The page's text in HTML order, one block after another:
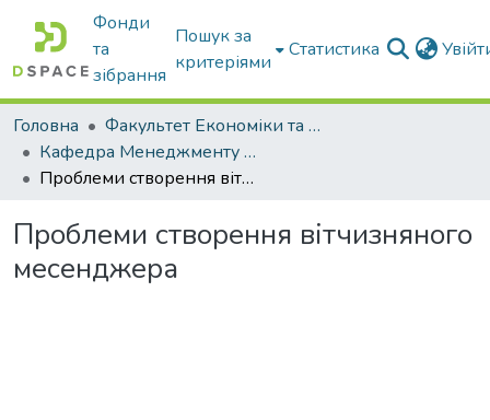
Фонди
та
зібрання
Пошук за
критеріями
Статистика
Головна
Факультет Економіки та бізнесу
Кафедра Менеджменту та публічного адміністрування
Проблеми створення вітчизняного месенджера
Проблеми створення вітчизняного
месенджера